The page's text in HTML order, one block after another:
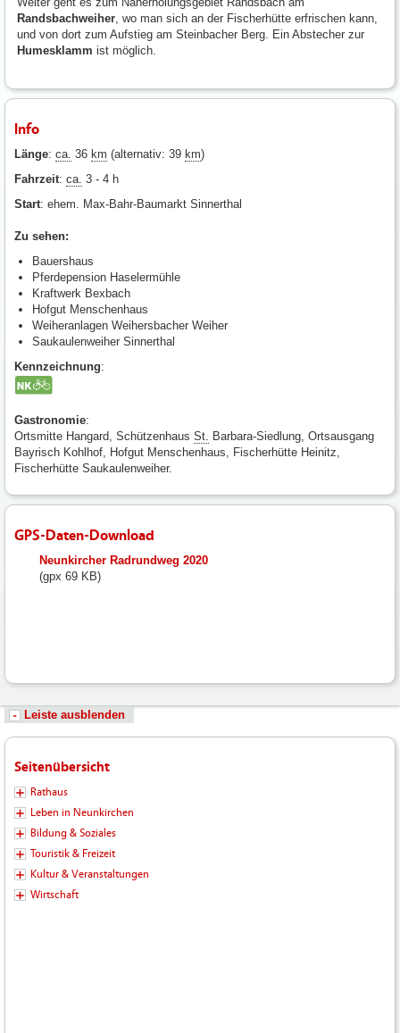
Randsbachweiher , wo man sich an der Fischerhütte erfrischen kann,
und von dort zum Aufstieg am Steinbacher Berg. Ein Abstecher zur
Humesklamm ist möglich.
Info
Länge: ca. 36 km (alternativ: 39 km)
Fahrzeit: ca. 3 - 4 h
Start: ehem. Max-Bahr-Baumarkt Sinnerthal
Zu sehen:
Bauershaus
Pferdepension Haselermühle
Kraftwerk Bexbach
Hofgut Menschenhaus
Weiheranlagen Weihersbacher Weiher
Saukaulenweiher Sinnerthal
Kennzeichnung:
Gastronomie:
Ortsmitte Hangard, Schützenhaus St. Barbara-Siedlung, Ortsausgang
Bayrisch Kohlhof, Hofgut Menschenhaus, Fischerhütte Heinitz,
Fischerhütte Saukaulenweiher.
GPS-Daten-Download
fileadmin/user_upload/neunkirchen/10_Dateien-
Hochladen/102_Dateien-
Neunkircher Radrundweg 2020
(gpx 69 KB)
Leiste ausblenden
Seitenübersicht
Rathaus
Leben in Neunkirchen
Bildung & Soziales
Touristik & Freizeit
Kultur & Veranstaltungen
Wirtschaft